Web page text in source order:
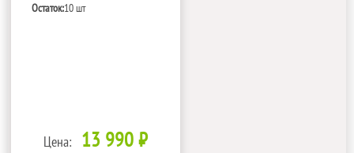
Остаток:10 шт
Цена: 13 990 ₽